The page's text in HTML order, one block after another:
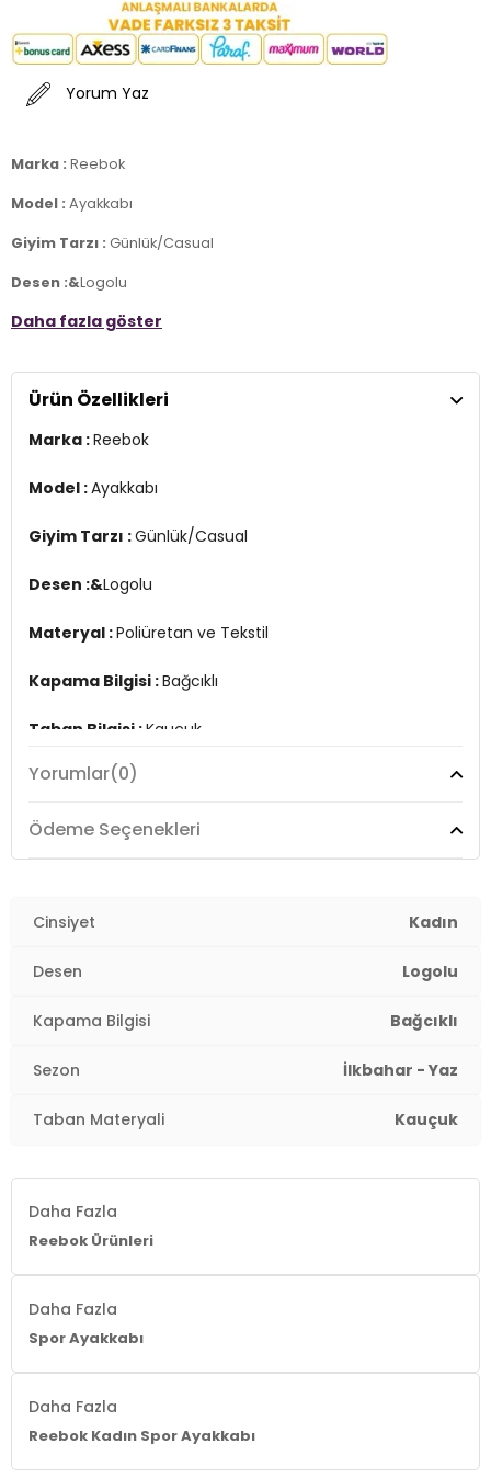
Yorum Yaz
Marka : Reebok
Model : Ayakkabı
Giyim Tarzı : Günlük/Casual
Desen :&Logolu
Materyal :Poliüretan ve Tekstil
Taban Bilgisi : Kauçuk
2DE100000015.25
Daha fazla göster
Ürün Özellikleri
Marka :Reebok
Model :Ayakkabı
Giyim Tarzı :Günlük/Casual
Desen :&Logolu
Materyal :Poliüretan ve Tekstil
Kapama Bilgisi :Bağcıklı
Taban Bilgisi :Kauçuk
2DE100000015.25
Yorumlar(0)
Ödeme Seçenekleri
Cinsiyet Kadın
Desen Logolu
Kapama Bilgisi Bağcıklı
Sezon İlkbahar - Yaz
Taban Materyali Kauçuk
Daha Fazla
Reebok Ürünleri
Daha Fazla
Spor Ayakkabı
Daha Fazla
Reebok Kadın Spor Ayakkabı